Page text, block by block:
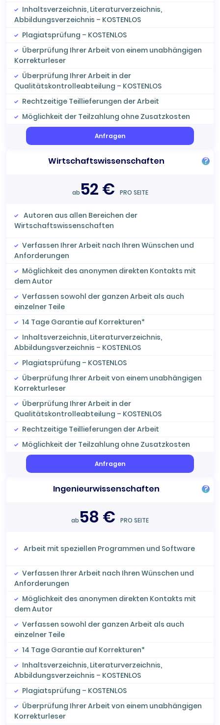
Inhaltsverzeichnis, Literaturverzeichnis,
Abbildungsverzeichnis – KOSTENLOS
Plagiatsprüfung – KOSTENLOS
Überprüfung Ihrer Arbeit von einem unabhängigen
Korrekturleser
Überprüfung Ihrer Arbeit in der
Qualitätskontrolleabteilung – KOSTENLOS
Rechtzeitige Teillieferungen der Arbeit
Möglichkeit der Teilzahlung ohne Zusatzkosten
Anfragen
Wirtschaftswissenschaften ?
ab 52 € PRO SEITE
Autoren aus allen Bereichen der
Wirtschaftswissenschaften
Verfassen Ihrer Arbeit nach Ihren Wünschen und
Anforderungen
Möglichkeit des anonymen direkten Kontakts mit
dem Autor
Verfassen sowohl der ganzen Arbeit als auch
einzelner Teile
14 Tage Garantie auf Korrekturen*
Inhaltsverzeichnis, Literaturverzeichnis,
Abbildungsverzeichnis – KOSTENLOS
Plagiatsprüfung – KOSTENLOS
Überprüfung Ihrer Arbeit von einem unabhängigen
Korrekturleser
Überprüfung Ihrer Arbeit in der
Qualitätskontrolleabteilung – KOSTENLOS
Rechtzeitige Teillieferungen der Arbeit
Möglichkeit der Teilzahlung ohne Zusatzkosten
Anfragen
Ingenieurwissenschaften ?
ab 58 € PRO SEITE
Arbeit mit speziellen Programmen und Software
Verfassen Ihrer Arbeit nach Ihren Wünschen und
Anforderungen
Möglichkeit des anonymen direkten Kontakts mit
dem Autor
Verfassen sowohl der ganzen Arbeit als auch
einzelner Teile
14 Tage Garantie auf Korrekturen*
Inhaltsverzeichnis, Literaturverzeichnis,
Abbildungsverzeichnis – KOSTENLOS
Plagiatsprüfung – KOSTENLOS
Überprüfung Ihrer Arbeit von einem unabhängigen
Korrekturleser